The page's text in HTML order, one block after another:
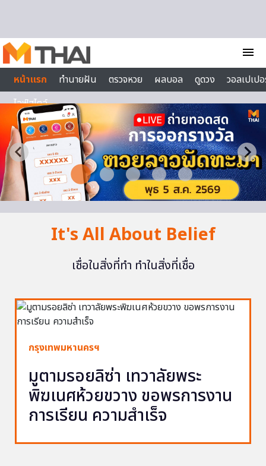
menu
หน้าแรก
ทำนายฝัน ตรวจหวย ผลบอล ดูดวง
วอลเปเป
ไลฟ์สไตล์
It's All About Belief
เชื่อในสิ่งที่ทำ ทำในสิ่งที่เชื่อ
กรุงเทพมหานครฯ
มูตามรอยลิซ่า เทวาลัยพระ
พิฆเนศห้วยขวาง ขอพรการงาน
การเรียน ความสำเร็จ